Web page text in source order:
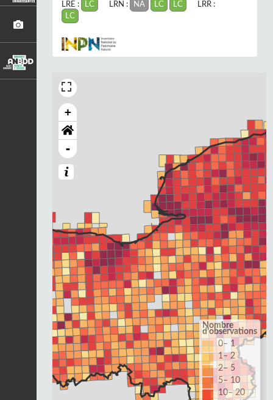
LRE : LC LRN : NA LC LC
LRR :
LC
+
-
Nombre
d'observations
0– 1
1– 2
2– 5
5– 10
10– 20